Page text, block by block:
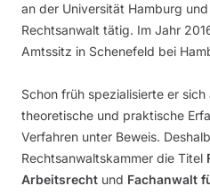
an der Universität Hamburg
Rechtsanwalt tätig. Im Jahr
Amtssitz in Schenefeld bei
Schon früh spezialisierte er
theoretische und praktische
Verfahren unter Beweis.
Rechtsanwaltskammer die Titel
Arbeitsrecht und Fachanwalt